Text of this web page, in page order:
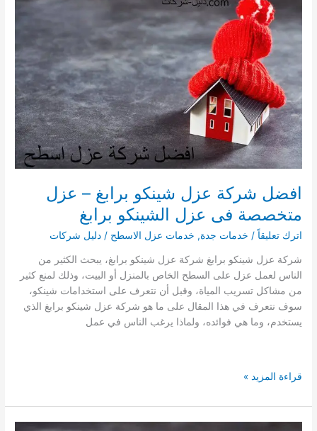
0541008053
–
عزل
متخصصة
عزل
الشينكو
برنية
افضل شركة عزل شينكو برابغ – عزل
متخصصة فى عزل الشينكو برابغ
اترك تعليقاً / خدمات جدة, خدمات عزل الاسطح /دليل شركات
شركة عزل شينكو برابغ شركة عزل شينكو برابغ، يبحث الكثير من
الناس لعمل عزل على السطح الخاص بالمنزل أو البيت، وذلك لمنع كثير
من مشاكل تسريب المياة، وقبل أن نتعرف على استخدامات شينكو،
سوف نتعرف في هذا المقال على ما هو شركة عزل شينكو برابغ الذي
يستخدم، وما هي فوائده، ولماذا يرغب الناس في عمل
افضل
عزل
شينكو
قراءة المزيد »